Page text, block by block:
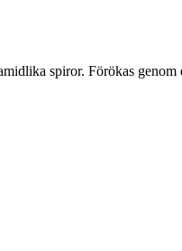
spiror. Förökas